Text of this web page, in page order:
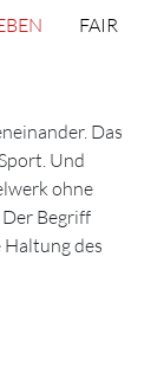
FAIR
Das
Und
ohne
Begriff
des